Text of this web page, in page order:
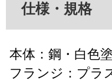
仕様・規格
本体：鋼・白色
フランジ：プラ